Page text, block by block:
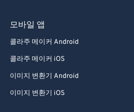
모바일 앱
콜라주 메이커 Android
콜라주 메이커 iOS
이미지 변환기 Android
이미지 변환기 iOS